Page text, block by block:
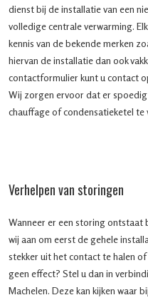
dienst bij de installatie van een
volledige centrale verwarming.
kennis van de bekende merken
hiervan de installatie dan ook
contactformulier kunt u contact
Wij zorgen ervoor dat er
chauffage of condensatieketel te
Verhelpen van storingen
Wanneer er een storing ontstaat
wij aan om eerst de gehele
stekker uit het contact te halen
geen effect? Stel u dan in
Machelen. Deze kan kijken waar